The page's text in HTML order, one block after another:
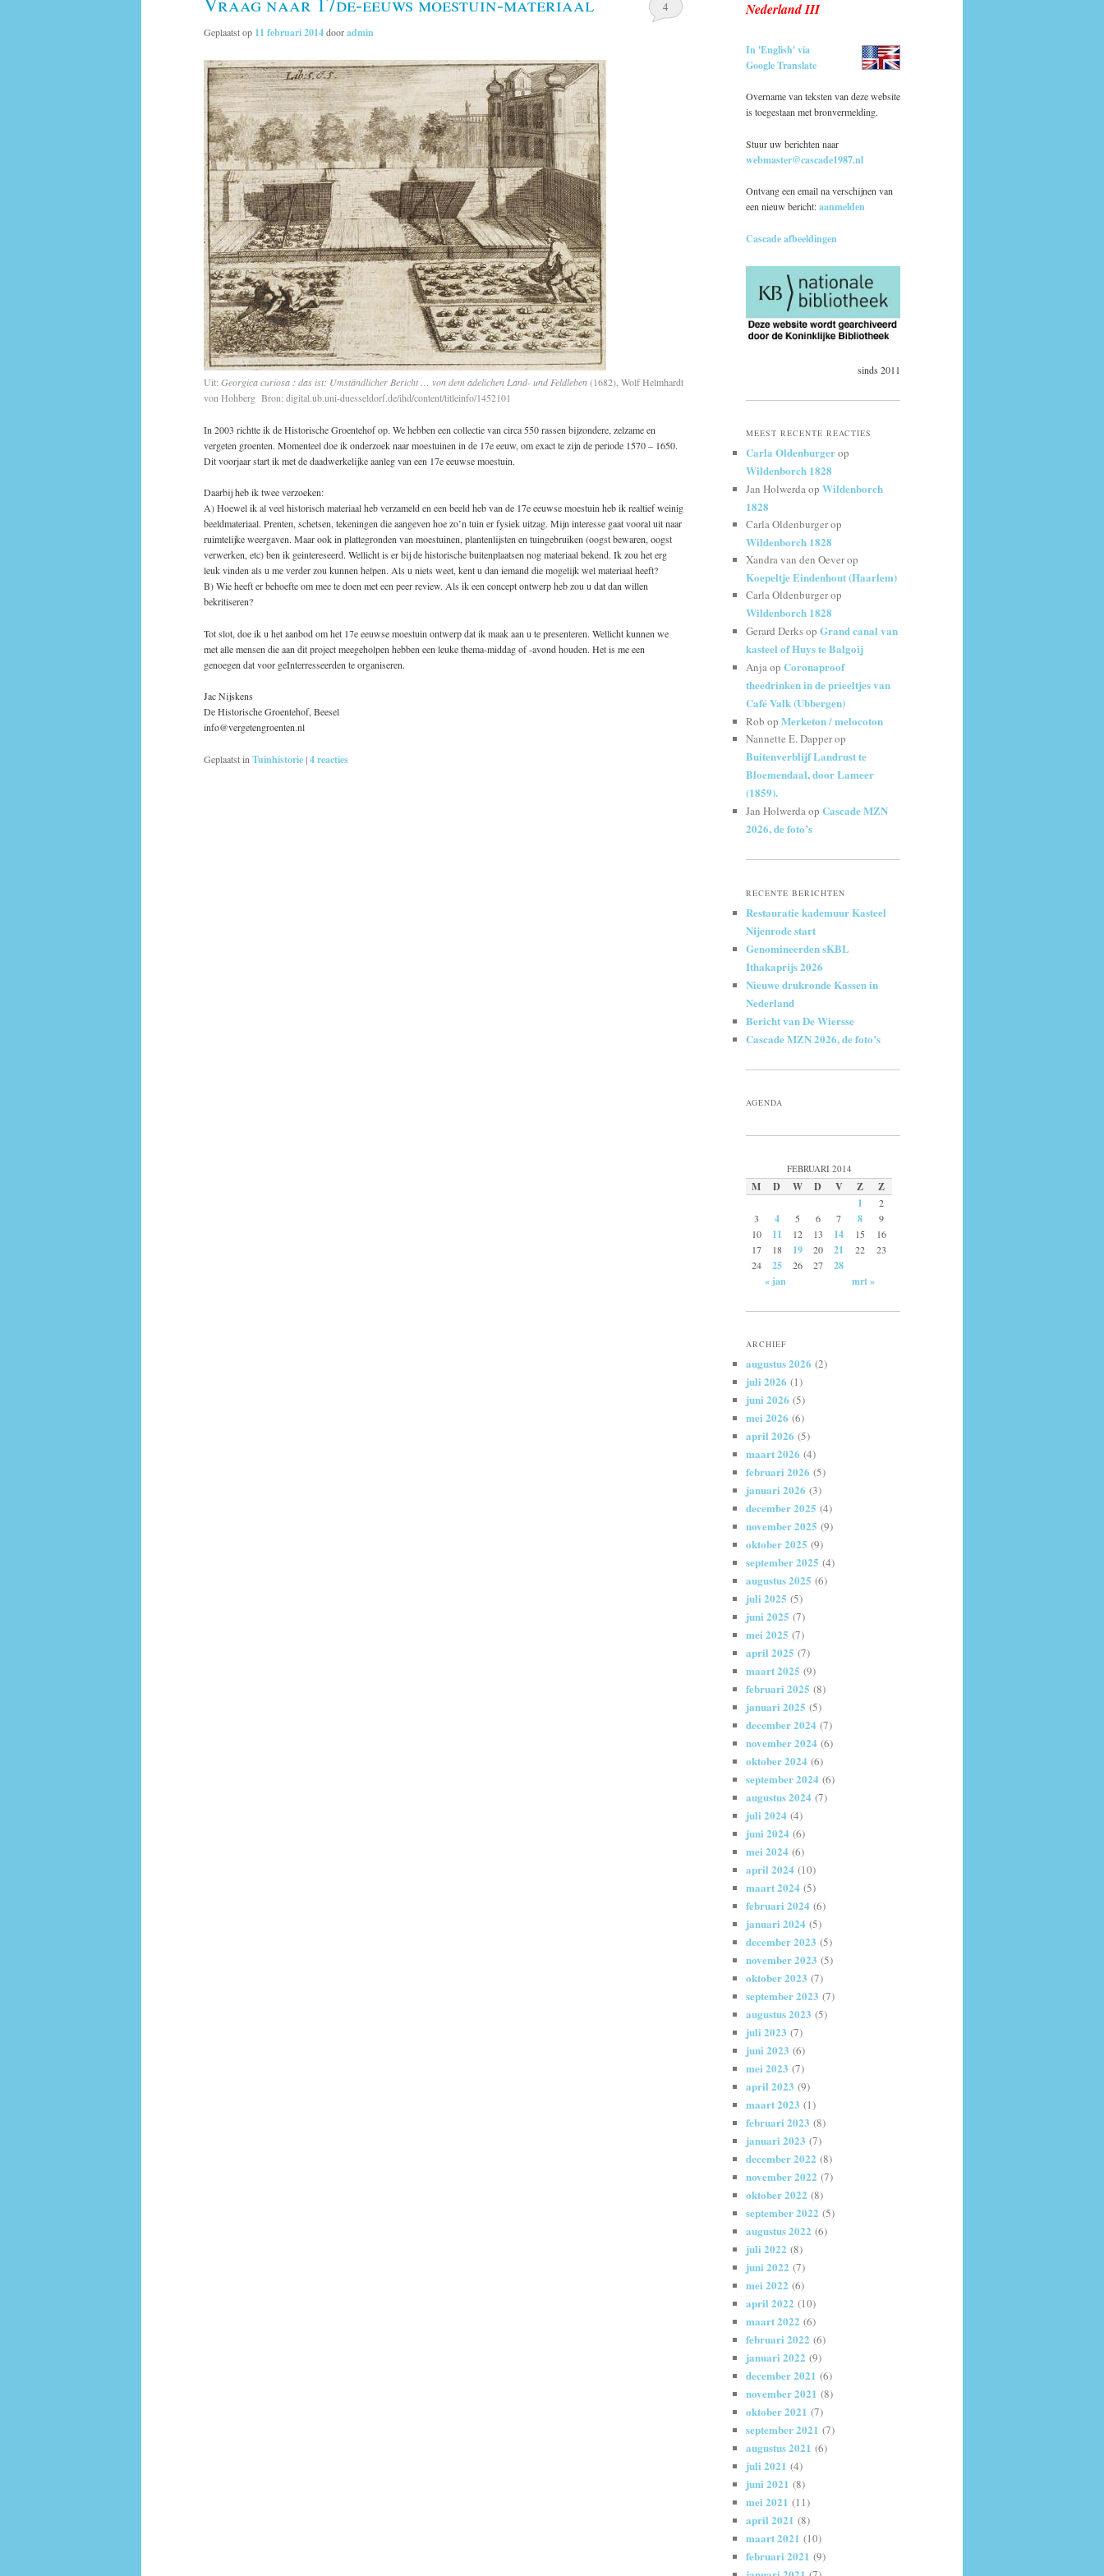
Geplaatst op 11 februari 2014dooradmin
4
Uit: Georgica curiosa : das ist: Umständlicher Bericht … von dem adelichen Land- und Feldleben(1682), Wolf Helmhardt
von Hohberg Bron: digital.ub.uni-duesseldorf.de/ihd/content/titleinfo/1452101
In 2003 richtte ik de Historische Groentehof op. We hebben een collectie van circa 550 rassen bijzondere, zelzame en
vergeten groenten. Momenteel doe ik onderzoek naar moestuinen in de 17e eeuw, om exact te zijn de periode 1570 – 1650.
Dit voorjaar start ik met de daadwerkelijke aanleg van een 17e eeuwse moestuin.
Daarbij heb ik twee verzoeken:
A) Hoewel ik al veel historisch materiaal heb verzameld en een beeld heb van de 17e eeuwse moestuin heb ik realtief weinig
beeldmateriaal. Prenten, schetsen, tekeningen die aangeven hoe zo’n tuin er fysiek uitzag. Mijn interesse gaat vooral uit naar
ruimtelijke weergaven. Maar ook in plattegronden van moestuinen, plantenlijsten en tuingebruiken (oogst bewaren, oogst
verwerken, etc) ben ik geintereseerd. Wellicht is er bij de historische buitenplaatsen nog materiaal bekend. Ik zou het erg
leuk vinden als u me verder zou kunnen helpen. Als u niets weet, kent u dan iemand die mogelijk wel materiaal heeft?
B) Wie heeft er behoefte om mee te doen met een peer review. Als ik een concept ontwerp heb zou u dat dan willen
bekritiseren?
Tot slot, doe ik u het aanbod om het 17e eeuwse moestuin ontwerp dat ik maak aan u te presenteren. Wellicht kunnen we
met alle mensen die aan dit project meegeholpen hebben een leuke thema-middag of -avond houden. Het is me een
genoegen dat voor geInterresseerden te organiseren.
Jac Nijskens
De Historische Groentehof, Beesel
info@vergetengroenten.nl
Geplaatst in Tuinhistorie|4reacties
Nederland III
In 'English' via
Google Translate
Overname van teksten van deze website
is toegestaan met bronvermelding.
Stuur uw berichten naar
webmaster@cascade1987.nl
Ontvang een email na verschijnen van
een nieuw bericht:aanmelden
Cascade afbeeldingen
sinds 2011
MEEST RECENTE REACTIES
Carla Oldenburgerop
Wildenborch 1828
Jan Holwerdaop Wildenborch
1828
Carla Oldenburgerop
Wildenborch 1828
Xandra van den Oeverop
Koepeltje Eindenhout (Haarlem)
Carla Oldenburgerop
Wildenborch 1828
Gerard Derksop Grand canal van
kasteel of Huys te Balgoij
Anjaop Coronaproof
theedrinken in de prieeltjes van
Café Valk (Ubbergen)
Rob op Merketon / melocoton
Nannette E. Dapperop
Buitenverblijf Landrust te
Bloemendaal, door Lameer
(1859).
Jan Holwerdaop Cascade MZN
2026, de foto’s
RECENTE BERICHTEN
Restauratie kademuur Kasteel
Nijenrode start
Genomineerden sKBL
Ithakaprijs 2026
Nieuwe drukronde Kassen in
Nederland
Bericht van De Wiersse
Cascade MZN 2026, de foto’s
AGENDA
FEBRUARI 2014
M D W D V Z
Z
1
2
3
4 5 6 7 8
9
10
11 12 13 14 15
16
17
18 19 20 21 22
23
24
25 26 27
28
« jan
mrt »
ARCHIEF
augustus 2026 (2)
juli 2026 (1)
juni 2026 (5)
mei 2026 (6)
april 2026 (5)
maart 2026 (4)
februari 2026 (5)
januari 2026 (3)
december 2025 (4)
november 2025 (9)
oktober 2025 (9)
september 2025 (4)
augustus 2025 (6)
juli 2025 (5)
juni 2025 (7)
mei 2025 (7)
april 2025 (7)
maart 2025 (9)
februari 2025 (8)
januari 2025 (5)
december 2024 (7)
november 2024 (6)
oktober 2024 (6)
september 2024 (6)
augustus 2024 (7)
juli 2024 (4)
juni 2024 (6)
mei 2024 (6)
april 2024 (10)
maart 2024 (5)
februari 2024 (6)
januari 2024 (5)
december 2023 (5)
november 2023 (5)
oktober 2023 (7)
september 2023 (7)
augustus 2023 (5)
juli 2023 (7)
juni 2023 (6)
mei 2023 (7)
april 2023 (9)
maart 2023 (1)
februari 2023 (8)
januari 2023 (7)
december 2022 (8)
november 2022 (7)
oktober 2022 (8)
september 2022 (5)
augustus 2022 (6)
juli 2022 (8)
juni 2022 (7)
mei 2022 (6)
april 2022 (10)
maart 2022 (6)
februari 2022 (6)
januari 2022 (9)
december 2021 (6)
november 2021 (8)
oktober 2021 (7)
september 2021 (7)
augustus 2021 (6)
juli 2021 (4)
juni 2021 (8)
mei 2021 (11)
april 2021 (8)
maart 2021 (10)
februari 2021 (9)